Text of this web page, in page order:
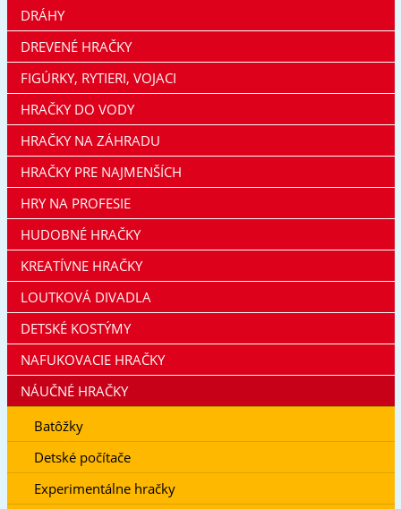
DRÁHY
DREVENÉ HRAČKY
FIGÚRKY, RYTIERI, VOJACI
HRAČKY DO VODY
HRAČKY NA ZÁHRADU
HRAČKY PRE NAJMENŠÍCH
HRY NA PROFESIE
HUDOBNÉ HRAČKY
KREATÍVNE HRAČKY
LOUTKOVÁ DIVADLA
DETSKÉ KOSTÝMY
NAFUKOVACIE HRAČKY
NÁUČNÉ HRAČKY
Batôžky
Detské počítače
Experimentálne hračky